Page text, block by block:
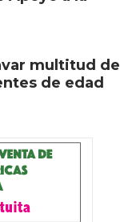
multitud de
de edad